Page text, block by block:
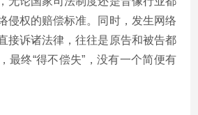
侵权的赔偿标准。同时，发生网络
接诉诸法律，往往是原告和被告都
最终“得不偿失”，没有一个简便有